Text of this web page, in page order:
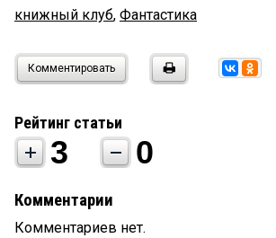
книжный клуб, Фантастика
Комментировать
Рейтинг статьи
3 0
Комментарии
Комментариев нет.